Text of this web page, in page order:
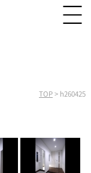
TOP > h260425